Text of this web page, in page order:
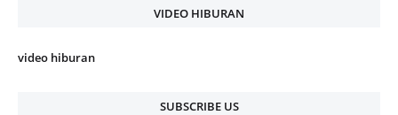
VIDEO HIBURAN
video hiburan
SUBSCRIBE US